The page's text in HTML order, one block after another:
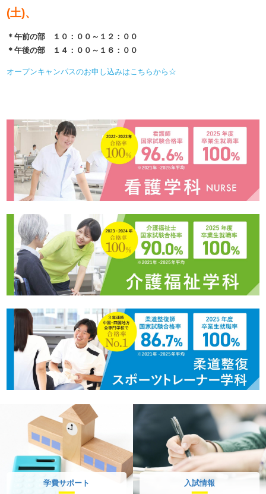
(土)、
＊午前の部 １０：００～１２：００
＊午後の部 １４：００～１６：００
オープンキャンパスのお申し込みはこちらから☆
学費サポート 入試情報